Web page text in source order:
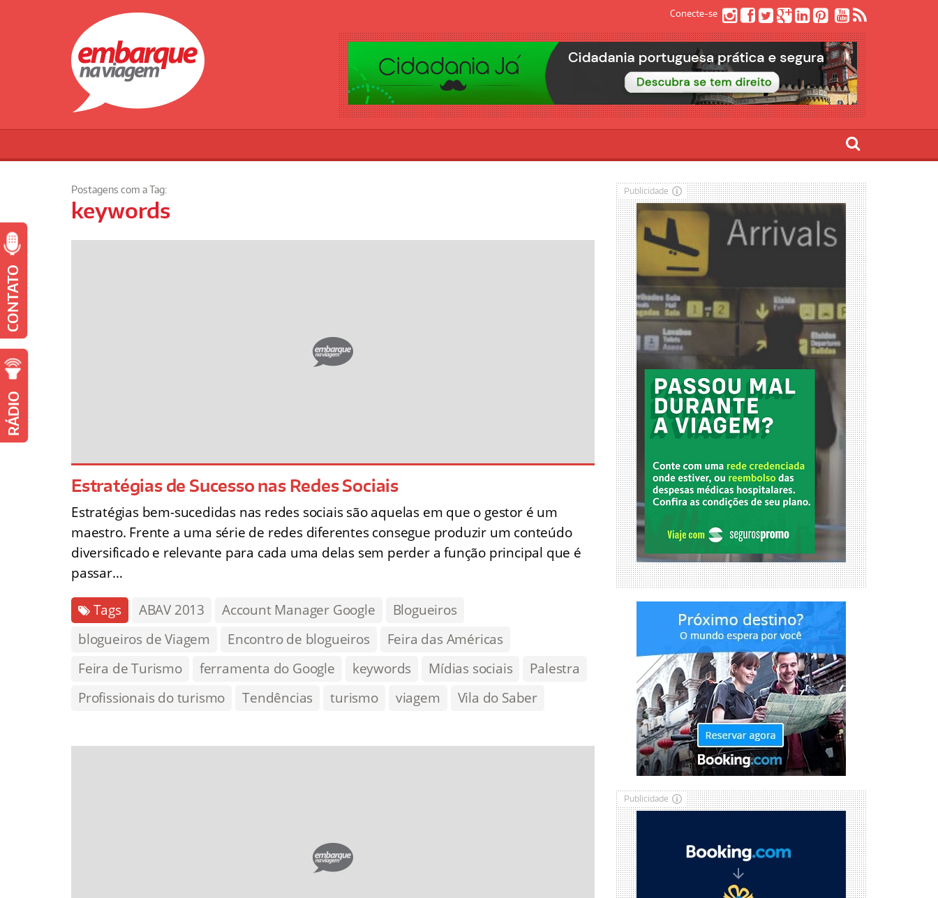
Conecte-se
Postagens com a Tag:
keywords
Estratégias de Sucesso nas Redes Sociais
Estratégias bem-sucedidas nas redes sociais são aquelas em que o gestor é um
maestro. Frente a uma série de redes diferentes consegue produzir um conteúdo
diversificado e relevante para cada uma delas sem perder a função principal que é
passar…
Tags ABAV 2013 Account Manager Google
Blogueiros
blogueiros de Viagem
Encontro de blogueiros
Feira das Américas
Feira de Turismo
ferramenta do Google keywords Mídias sociais
Palestra
Profissionais do turismo
Tendências turismo viagem Vila do Saber
Publicidade
Publicidade
CONTATO
RÁDIO